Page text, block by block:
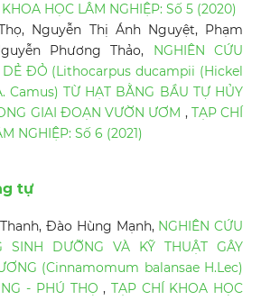
HỌC LÂM NGHIỆP: Số 5 (2020)
Nguyễn Thị Ánh Nguyệt, Phạm
Phương Thảo,
NGHIÊN CỨU
DẺ ĐỎ (Lithocarpus ducampii (Hickel
Camus) TỪ HẠT BẰNG BẦU TỰ HỦY
GIAI ĐOẠN VƯỜN ƯƠM , TẠP CHÍ
NGHIỆP: Số 6 (2021)
tự
Đào Hùng Mạnh, NGHIÊN CỨU
SINH DƯỠNG VÀ KỸ THUẬT GÂY
(Cinnamomum balansae H.Lec)
- PHÚ THỌ, TẠP CHÍ KHOA HỌC